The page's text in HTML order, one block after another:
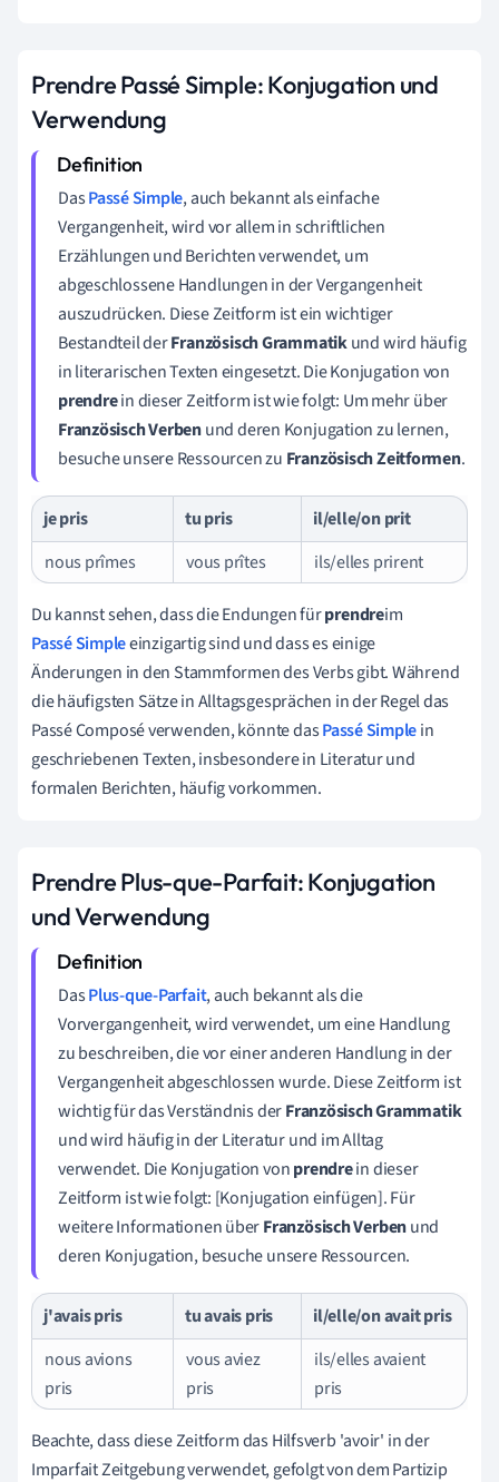
Prendre Passé Simple: Konjugation und
Verwendung
DasPassé Simple, auch bekannt als einfache
Vergangenheit, wird vor allem in schriftlichen
Erzählungen und Berichten verwendet, um
abgeschlossene Handlungen in der Vergangenheit
auszudrücken. Diese Zeitform ist ein wichtiger
Bestandteil derFranzösisch Grammatikund wird häufig
in literarischen Texten eingesetzt. Die Konjugation von
prendrein dieser Zeitform ist wie folgt: Um mehr über
Französisch Verbenund deren Konjugation zu lernen,
besuche unsere Ressourcen zu Französisch Zeitformen.
je pris tu pris
il/elle/on prit
nous prîmes
vous prîtes ils/elles prirent
Du kannst sehen, dass die Endungen fürprendreim
Passé Simpleeinzigartig sind und dass es einige
Änderungen in den Stammformen des Verbs gibt. Während
die häufigsten Sätze in Alltagsgesprächen in der Regel das
Passé Composé verwenden, könnte dasPassé Simplein
geschriebenen Texten, insbesondere in Literatur und
formalen Berichten, häufig vorkommen.
Prendre Plus-que-Parfait: Konjugation
und Verwendung
DasPlus-que-Parfait, auch bekannt als die
Vorvergangenheit, wird verwendet, um eine Handlung
zu beschreiben, die vor einer anderen Handlung in der
Vergangenheit abgeschlossen wurde. Diese Zeitform ist
wichtig für das Verständnis derFranzösisch Grammatik
und wird häufig in der Literatur und im Alltag
verwendet. Die Konjugation vonprendrein dieser
Zeitform ist wie folgt: [Konjugation einfügen]. Für
weitere Informationen überFranzösisch Verbenund
deren Konjugation, besuche unsere Ressourcen.
j'avais pris tu avais pris
il/elle/on avait pris
nous avions
pris
vous aviez
pris
ils/elles avaient
pris
Beachte, dass diese Zeitform das Hilfsverb 'avoir' in der
Imparfait Zeitgebung verwendet, gefolgt von dem Partizip